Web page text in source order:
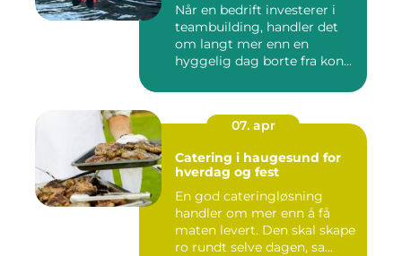
Når en bedrift investerer i
teambuilding, handler det
om langt mer enn en
hyggelig dag borte fra kon...
07. apr
Catering i haugesund for
hverdag og fest
En god cateringløsning
handler om mer enn å få
maten levert. Den skal skape
ro rundt selve dagen, sa...